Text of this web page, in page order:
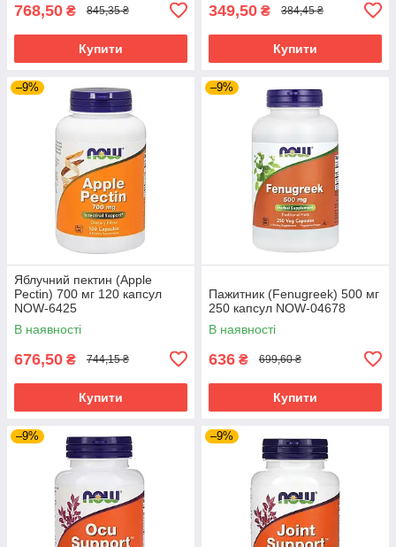
768,50 ₴ 845,35 ₴
Купити
349,50 ₴ 384,45 ₴
Купити
–9%
Яблучний пектин (Apple
Pectin) 700 мг 120 капсул
NOW-6425
В наявності
676,50 ₴ 744,15 ₴
Купити
–9%
Пажитник (Fenugreek) 500 мг
250 капсул NOW-04678
В наявності
636 ₴ 699,60 ₴
Купити
–9% –9%